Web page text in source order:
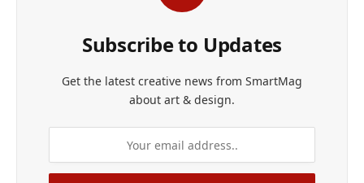
Subscribe to Updates
Get the latest creative news from SmartMag
about art & design.